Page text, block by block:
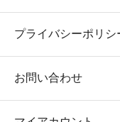
プライバシーポリシ
お問い合わせ